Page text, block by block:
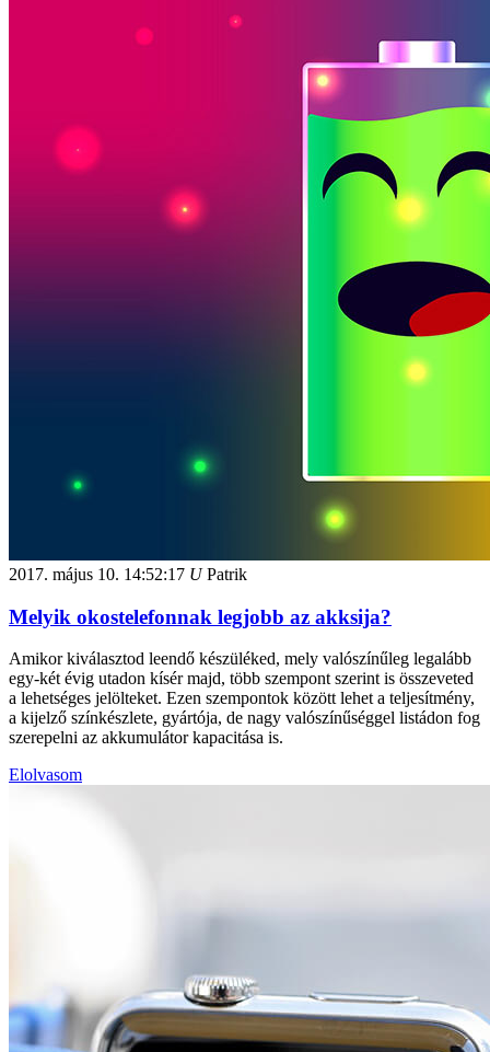
2017. május 10. 14:52:17 UPatrik
Melyik okostelefonnak legjobb az akksija?
Amikor kiválasztod leendő készüléked, mely valószínűleg legalább
egy-két évig utadon kísér majd, több szempont szerint is összeveted
a lehetséges jelölteket. Ezen szempontok között lehet a teljesítmény,
a kijelző színkészlete, gyártója, de nagy valószínűséggel listádon fog
szerepelni az akkumulátor kapacitása is.
Elolvasom